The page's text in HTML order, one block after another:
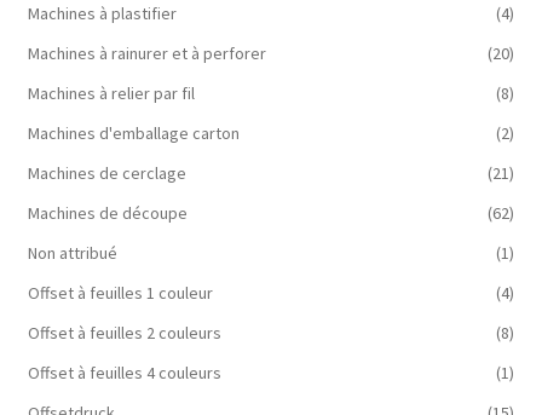
Machines à plastifier
(4)
Machines à rainurer et à perforer
(20)
Machines à relier par fil
(8)
Machines d'emballage carton
(2)
Machines de cerclage
(21)
Machines de découpe
(62)
Non attribué
(1)
Offset à feuilles 1 couleur
(4)
Offset à feuilles 2 couleurs
(8)
Offset à feuilles 4 couleurs
(1)